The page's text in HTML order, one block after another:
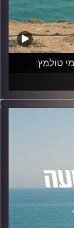
באכפתיות,
משמעותיים. לצד
בתל אביב